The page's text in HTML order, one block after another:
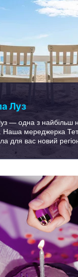
Луз
— одна з найбільш
Наша мереджерка
для вас новий